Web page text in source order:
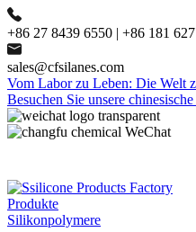
+86 27 8439 6550 | +86 181
sales@cfsilanes.com
Vom Labor zu Leben: Die Welt
Besuchen Sie unsere
Produkte
Silikonpolymere